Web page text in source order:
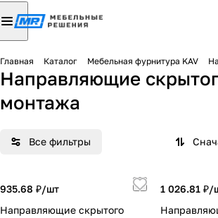
Главная Каталог Мебельная фурнитура KAV
Направляющие
монтажа
Все фильтры
935.68 ₽/шт
Направляющие скрытого
1 026.81 ₽/